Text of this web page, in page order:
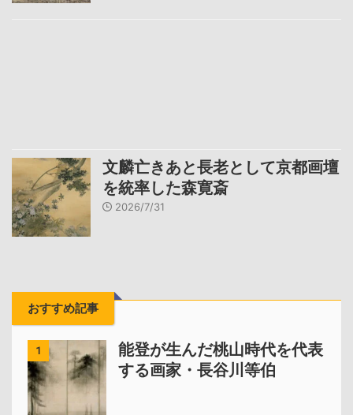
文麟亡きあと長老として京都画壇
を統率した森寛斎
2026/7/31
おすすめ記事
1
能登が生んだ桃山時代を代表
する画家・長谷川等伯